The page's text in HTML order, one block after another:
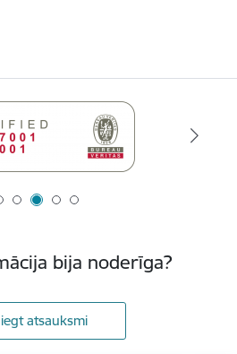
bija noderīga?
atsauksmi